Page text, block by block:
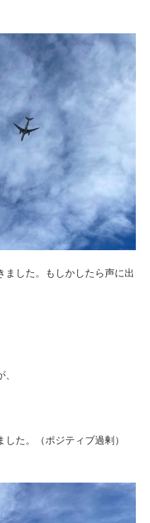
ました。もしかしたら声に出
した。（ポジティブ過剰）